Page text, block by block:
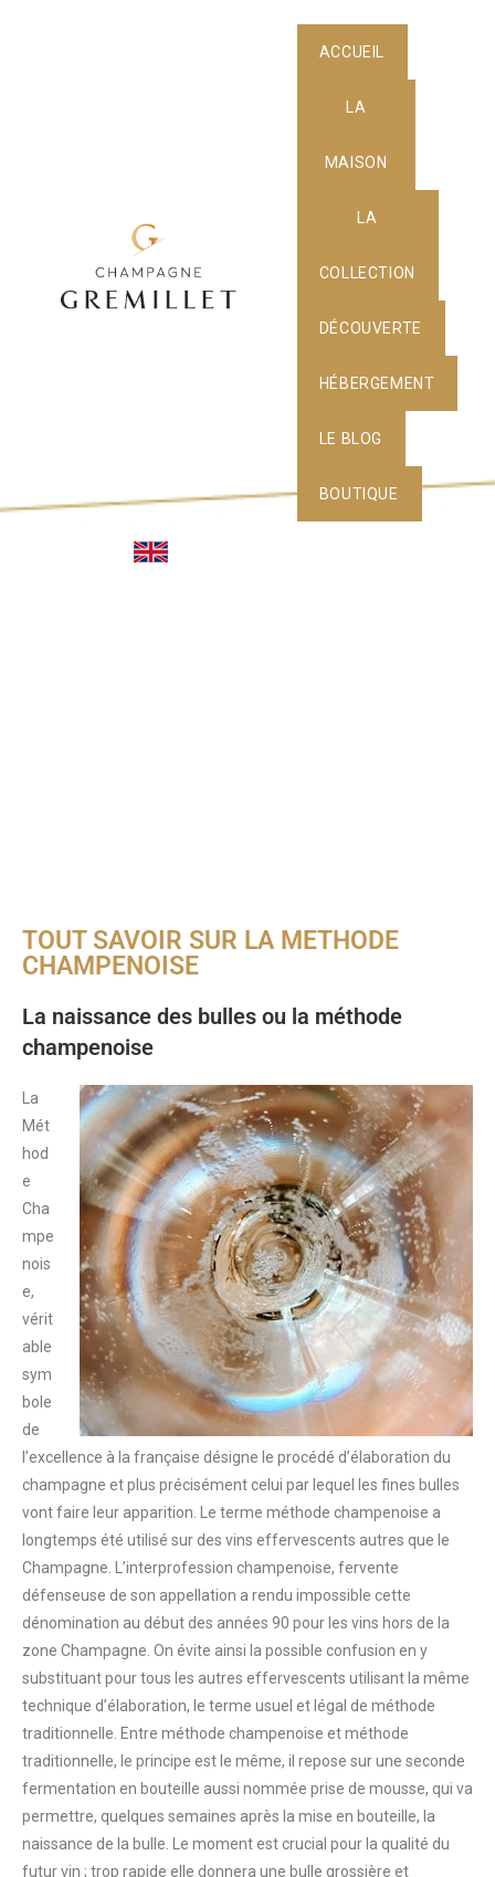
ACCUEIL
LA
MAISON
LA
COLLECTION
DÉCOUVERTE
HÉBERGEMENT
LE BLOG
BOUTIQUE
TOUT SAVOIR SUR LA METHODE
CHAMPENOISE
La naissance des bulles ou la méthode
champenoise
La
Mét
hod
e
Cha
mpe
nois
e,
vérit
able
sym
bole
de
l’excellence à la française désigne le procédé d’élaboration du
champagne et plus précisément celui par lequel les fines bulles
vont faire leur apparition. Le terme méthode champenoise a
longtemps été utilisé sur des vins effervescents autres que le
Champagne. L’interprofession champenoise, fervente
défenseuse de son appellation a rendu impossible cette
dénomination au début des années 90 pour les vins hors de la
zone Champagne. On évite ainsi la possible confusion en y
substituant pour tous les autres effervescents utilisant la même
technique d’élaboration, le terme usuel et légal de méthode
traditionnelle. Entre méthode champenoise et méthode
traditionnelle, le principe est le même, il repose sur une seconde
fermentation en bouteille aussi nommée prise de mousse, qui va
permettre, quelques semaines après la mise en bouteille, la
naissance de la bulle. Le moment est crucial pour la qualité du
futur vin ; trop rapide elle donnera une bulle grossière et